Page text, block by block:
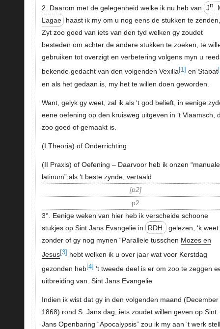
2. Daarom met de gelegenheid welke ik nu heb van Jn.
Lagae haast ik my om u nog eens de stukken te zenden,
Zyt zoo goed van iets van den tyd welken gy zoudet
besteden om achter de andere stukken te zoeken, te
gebruiken tot overzigt en verbetering volgens myn u
bekende gedacht van den volgenden Vexilla[1] en Stabat
en als het gedaan is, my het te willen doen geworden.
Want, gelyk gy weet, zal ik als ‘t god belieft, in eenige
eene oefening op den kruisweg uitgeven in ‘t Vlaamsch,
zoo goed of gemaakt is.
(I Theoria) of Onderrichting
(II Praxis) of Oefening – Daarvoor heb ik onzen “manuale
latinum” als ‘t beste zynde, vertaald.
p2
p2
3°. Eenige weken van hier heb ik verscheide schoone
stukjes op Sint Jans Evangelie in
RDH.
gelezen, ‘k weet
zonder of gy nog mynen “Parallele tusschen Mozes en
Jesus[3] hebt welken ik u over jaar wat voor Kerstdag
gezonden heb[4] ‘t tweede deel is er om zoo te zeggen
uitbreiding van. Sint Jans Evangelie
Indien ik wist dat gy in den volgenden maand (December
1868) rond S. Jans dag, iets zoudet willen geven op Sint
Jans Openbaring “Apocalypsis” zou ik my aan ‘t werk